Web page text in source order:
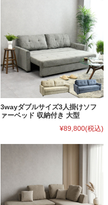
3wayダブルサイズ3人掛けソフ
ァーベッド 収納付き 大型
¥89,800(税込)